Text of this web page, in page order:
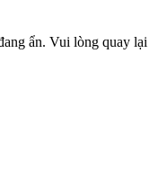
ẩn. Vui lòng quay lại